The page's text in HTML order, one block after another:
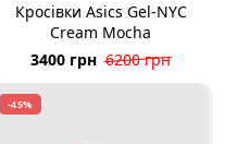
Кросівки Asics Gel-NYC
Cream Mocha
3400 грн 6200 грн
-45%